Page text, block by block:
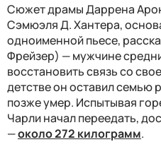
Сюжет драмы Даррена
Сэмюэля Д. Хантера,
одноименной пьесе,
Фрейзер) — мужчине
восстановить связь со
детстве он оставил семью
позже умер. Испытывая
Чарли начал переедать,
—около 272 килограмм.